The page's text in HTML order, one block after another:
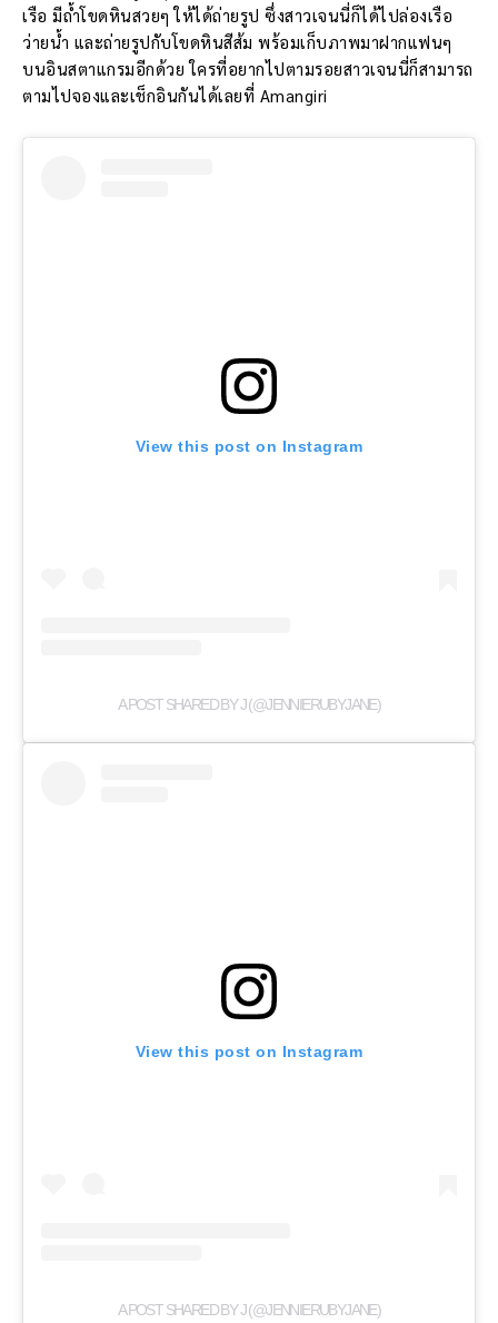
เรือ มีถ้ำโขดหินสวยๆ ให้ได้ถ่ายรูป ซึ่งสาวเจนนี่ก็ได้ไปล่องเรือ
ว่ายน้ำ และถ่ายรูปกับโขดหินสีส้ม พร้อมเก็บภาพมาฝากแฟนๆ
บนอินสตาแกรมอีกด้วย ใครที่อยากไปตามรอยสาวเจนนี่ก็สามารถ
ตามไปจองและเช็กอินกันได้เลยที่ Amangiri
View this post on Instagram
A POST SHARED BY J (@JENNIERUBYJANE)
View this post on Instagram
A POST SHARED BY J (@JENNIERUBYJANE)